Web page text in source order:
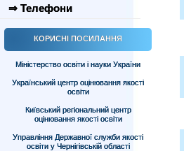
⇒ Телефони
КОРИСНІ ПОСИЛАННЯ
Міністерство освіти і науки України
Український центр оцінювання якості
освіти
Київський регіональний центр
оцінювання якості освіти
Управління Державної служби якості
освіти у Чернігівській області